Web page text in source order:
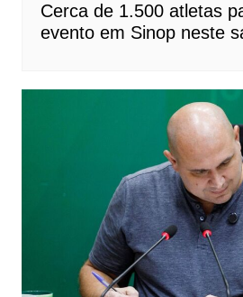
Cerca de 1.500 atletas
evento em Sinop neste